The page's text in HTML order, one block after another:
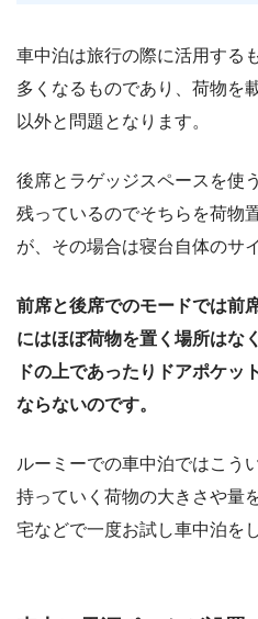
車中泊は旅行の際に活用する
多くなるものであり、荷物を
以外と問題となります。
後席とラゲッジスペースを使
残っているのでそちらを荷物
が、その場合は寝台自体のサ
前席と後席でのモードでは前
にはほぼ荷物を置く場所はな
ドの上であったりドアポケッ
ならないのです。
ルーミーでの車中泊ではこう
持っていく荷物の大きさや量
宅などで一度お試し車中泊を